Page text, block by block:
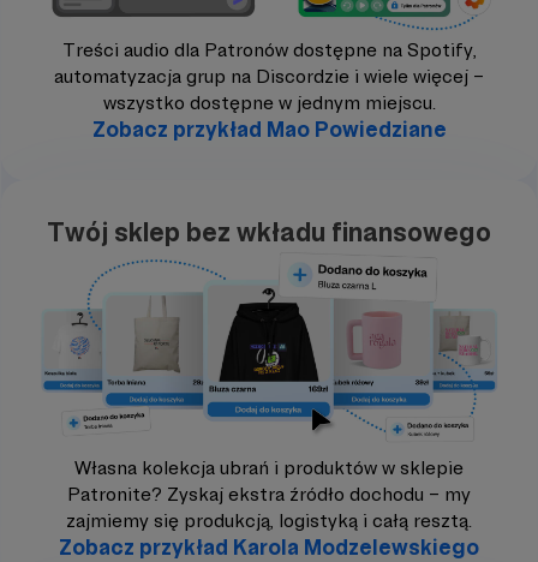
Treści audio dla Patronów dostępne na Spotify,
automatyzacja grup na Discordzie i wiele więcej –
wszystko dostępne w jednym miejscu.
Zobacz przykład Mao Powiedziane
Twój sklep bez wkładu finansowego
Własna kolekcja ubrań i produktów w sklepie
Patronite? Zyskaj ekstra źródło dochodu – my
zajmiemy się produkcją, logistyką i całą resztą.
Zobacz przykład Karola Modzelewskiego